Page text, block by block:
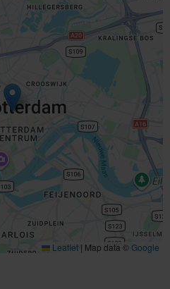
Leaflet | Map data ©Google